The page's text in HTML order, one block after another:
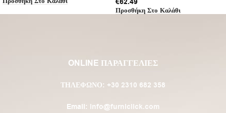
Προσθήκη Στο Καλάθι
ONLINE ΠΑΡΑΓΓΕΛΙΕΣ
ΤΗΛΈΦΩΝΟ: +30 2310 682 358
Email: info@furniclick.com